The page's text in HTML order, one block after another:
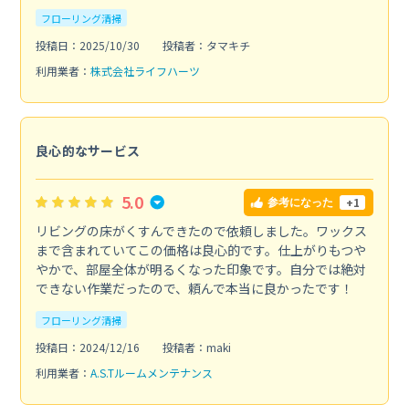
フローリング清掃
投稿日：2025/10/30
投稿者：タマキチ
利用業者： 株式会社ライフハーツ
良心的なサービス
5.0 参考になった +1
リビングの床がくすんできたので依頼しました。ワックス
まで含まれていてこの価格は良心的です。仕上がりもつや
やかで、部屋全体が明るくなった印象です。自分では絶対
できない作業だったので、頼んで本当に良かったです！
フローリング清掃
投稿日：2024/12/16
投稿者：maki
利用業者： A.S.Tルームメンテナンス